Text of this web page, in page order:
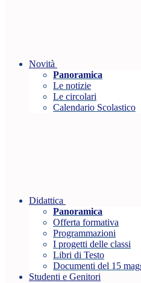
Novità
Panoramica
Le notizie
Le circolari
Calendario Scolastico
Didattica
Panoramica
Offerta formativa
Programmazioni
I progetti delle classi
Libri di Testo
Documenti del 15
Studenti e Genitori